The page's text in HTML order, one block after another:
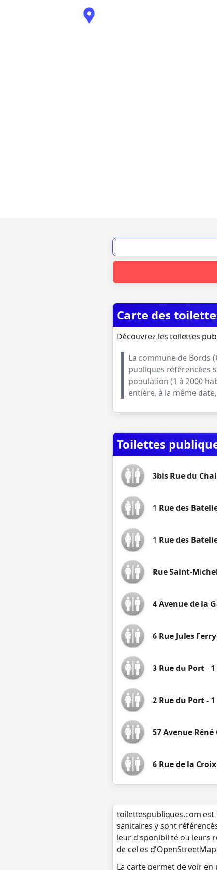
Carte des
Découvrez les toilettes
La commune de Bords (
publiques référencées
population (1 à 2000
entière, à la même
Toilettes
3bis Rue du
1 Rue des
1 Rue des
Rue Saint-
4 Avenue de la
6 Rue Jules Ferry
3 Rue du Port - 1
2 Rue du Port - 1
57 Avenue Réné
6 Rue de la
toilettespubliques.com est
sanitaires y sont
leur disponibilité ou leurs
de celles
La carte permet de voir